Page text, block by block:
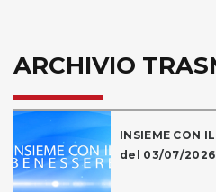
ARCHIVIO
INSIEME CON
del 03/07/2026